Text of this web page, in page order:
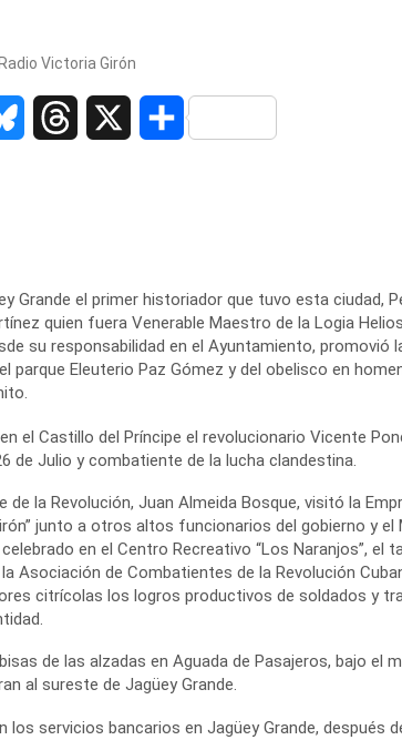
Victoria Girón
s
k
a
d
C
a
r
Grande el primer historiador que tuvo esta ciudad,
quien fuera Venerable Maestro de la Logia
su responsabilidad en el Ayuntamiento, promovió
parque Eleuterio Paz Gómez y del obelisco en
el Castillo del Príncipe el revolucionario Vicente
de Julio y combatiente de la lucha clandestina.
de la Revolución, Juan Almeida Bosque, visitó la
junto a otros altos funcionarios del gobierno y el
en el Centro Recreativo “Los Naranjos”, el
Asociación de Combatientes de la Revolución
citrícolas los logros productivos de soldados y
de las alzadas en Aguada de Pasajeros, bajo el
al sureste de Jagüey Grande.
los servicios bancarios en Jagüey Grande, después